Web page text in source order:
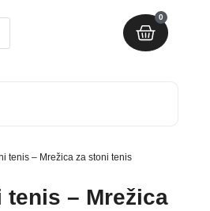
0
tenis – Mrežica za stoni tenis
tenis – Mrežica